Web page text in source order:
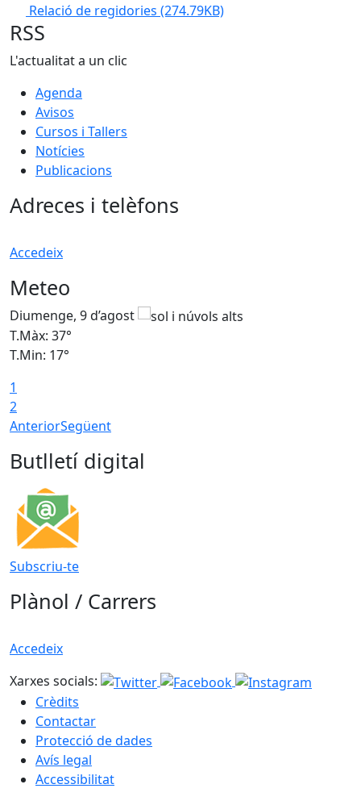
Relació de regidories (274.79KB)
RSS
L'actualitat a un clic
Agenda
Avisos
Cursos i Tallers
Notícies
Publicacions
Adreces i telèfons
Accedeix
Meteo
Diumenge, 9 d’agost
T.Màx: 37°
T.Min: 17°
1
2
AnteriorSegüent
Butlletí digital
Subscriu-te
Plànol / Carrers
Accedeix
Xarxes socials:
Crèdits
Contactar
Protecció de dades
Avís legal
Accessibilitat